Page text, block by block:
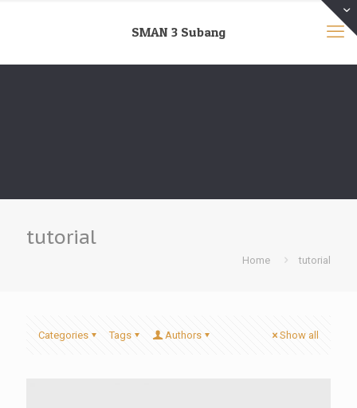
SMAN 3 Subang
tutorial
Home tutorial
Categories Tags Authors Show all